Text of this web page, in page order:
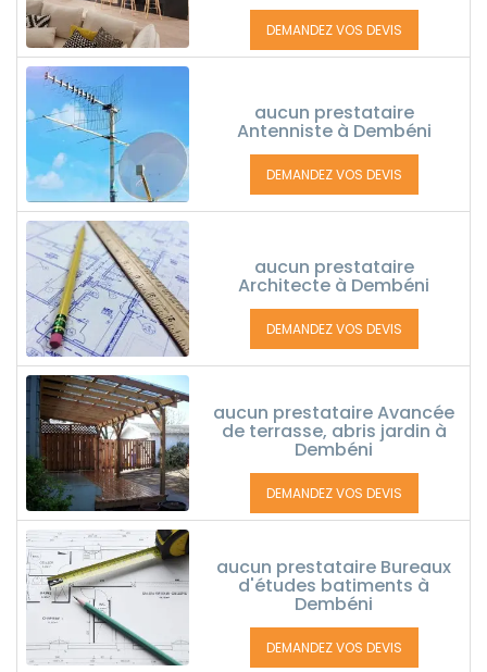
DEMANDEZ VOS DEVIS
aucun prestataire
Antenniste à Dembéni
DEMANDEZ VOS DEVIS
aucun prestataire
Architecte à Dembéni
DEMANDEZ VOS DEVIS
aucun prestataire Avancée
de terrasse, abris jardin à
Dembéni
DEMANDEZ VOS DEVIS
aucun prestataire Bureaux
d'études batiments à
Dembéni
DEMANDEZ VOS DEVIS